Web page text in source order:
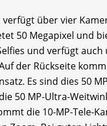
verfügt über vier
50 Megapixel und
und verfügt auch
der Rückseite
Es sind dies 50
50 MP-Ultra-
die 10-MP-Tele-